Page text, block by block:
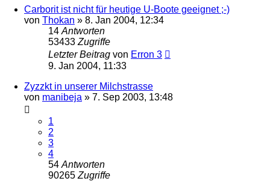
Carborit ist nicht für heutige U-Boote geeignet ;-)
von Thokan » 8. Jan 2004, 12:34
14 Antworten
53433 Zugriffe
Letzter Beitrag von Erron 3
9. Jan 2004, 11:33
Zyzzkt in unserer Milchstrasse
von manibeja » 7. Sep 2003, 13:48
1
2
3
4
54 Antworten
90265 Zugriffe